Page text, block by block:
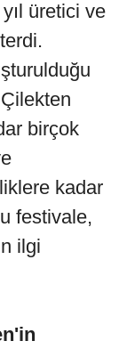
üretici ve
birçok
kadar
festivale,
ilgi